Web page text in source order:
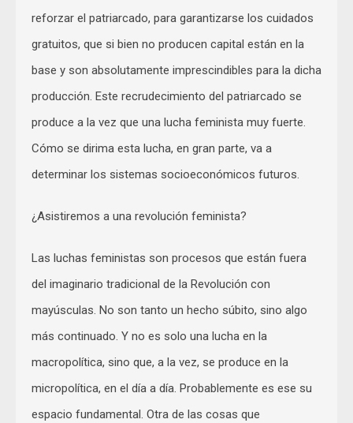
reforzar el patriarcado, para garantizarse los cuidados
gratuitos, que si bien no producen capital están en la
base y son absolutamente imprescindibles para la dicha
producción. Este recrudecimiento del patriarcado se
produce a la vez que una lucha feminista muy fuerte.
Cómo se dirima esta lucha, en gran parte, va a
determinar los sistemas socioeconómicos futuros.
¿Asistiremos a una revolución feminista?
Las luchas feministas son procesos que están fuera
del imaginario tradicional de la Revolución con
mayúsculas. No son tanto un hecho súbito, sino algo
más continuado. Y no es solo una lucha en la
macropolítica, sino que, a la vez, se produce en la
micropolítica, en el día a día. Probablemente es ese su
espacio fundamental. Otra de las cosas que